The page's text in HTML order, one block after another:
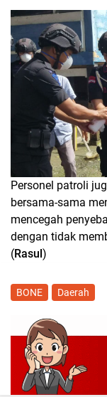
Personel patroli
bersama-sama
mencegah
dengan tidak
(Rasul)
BONE Daerah